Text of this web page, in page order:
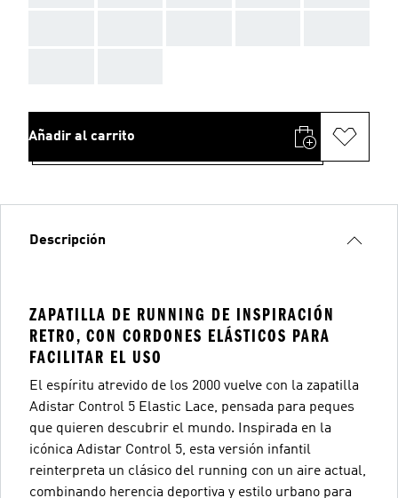
Añadir al carrito
Descripción
ZAPATILLA DE RUNNING DE INSPIRACIÓN
RETRO, CON CORDONES ELÁSTICOS PARA
FACILITAR EL USO
El espíritu atrevido de los 2000 vuelve con la zapatilla
Adistar Control 5 Elastic Lace, pensada para peques
que quieren descubrir el mundo. Inspirada en la
icónica Adistar Control 5, esta versión infantil
reinterpreta un clásico del running con un aire actual,
combinando herencia deportiva y estilo urbano para